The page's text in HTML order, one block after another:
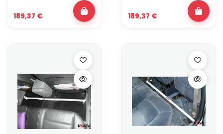
189,37 € 189,37 €